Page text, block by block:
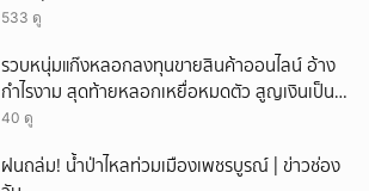
533 ดู
รวบหนุ่มแก๊งหลอกลงทุนขายสินค้าออนไลน์ อ้าง
กำไรงาม สุดท้ายหลอกเหยื่อหมดตัว สูญเงินเป็น
แสนบาท ยังให้การปฏิเสธ
40 ดู
ฝนถล่ม! น้ำป่าไหลท่วมเมืองเพชรบูรณ์ | ข่าวช่อง